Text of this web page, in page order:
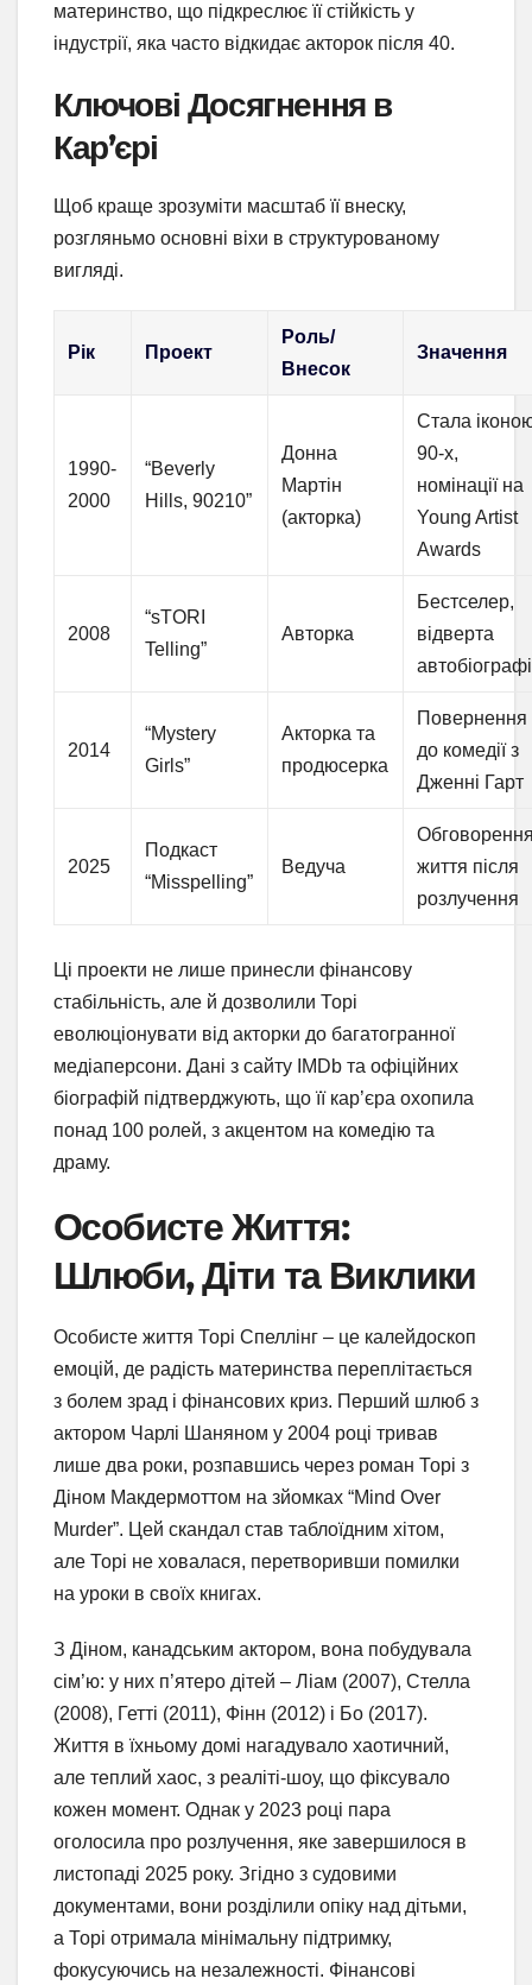
материнство, що підкреслює її стійкість у
індустрії, яка часто відкидає акторок після 40.
Ключові Досягнення в
Кар’єрі
Щоб краще зрозуміти масштаб її внеску,
розгляньмо основні віхи в структурованому
вигляді.
Рік Проект
Роль/
Внесок
Значення
1990-
2000
“Beverly
Hills, 90210”
Донна
Мартін
(акторка)
Стала
90-х,
номінації на
Young Artist
Awards
2008
“sTORI
Telling”
Авторка
Бестселер,
відверта
2014
“Mystery
Girls”
Акторка та
продюсерка
Повернення
до комедії з
Дженні Гарт
2025
Подкаст
“Misspelling”
Ведуча
життя після
розлучення
Ці проекти не лише принесли фінансову
стабільність, але й дозволили Торі
еволюціонувати від акторки до багатогранної
медіаперсони. Дані з сайту IMDb та офіційних
біографій підтверджують, що її кар’єра охопила
понад 100 ролей, з акцентом на комедію та
драму.
Особисте Життя:
Шлюби, Діти та Виклики
Особисте життя Торі Спеллінг – це калейдоскоп
емоцій, де радість материнства переплітається
з болем зрад і фінансових криз. Перший шлюб з
актором Чарлі Шаняном у 2004 році тривав
лише два роки, розпавшись через роман Торі з
Діном Макдермоттом на зйомках “Mind Over
Murder”. Цей скандал став таблоїдним хітом,
але Торі не ховалася, перетворивши помилки
на уроки в своїх книгах.
З Діном, канадським актором, вона побудувала
сім’ю: у них п’ятеро дітей – Ліам (2007), Стелла
(2008), Гетті (2011), Фінн (2012) і Бо (2017).
Життя в їхньому домі нагадувало хаотичний,
але теплий хаос, з реаліті-шоу, що фіксувало
кожен момент. Однак у 2023 році пара
оголосила про розлучення, яке завершилося в
листопаді 2025 року. Згідно з судовими
документами, вони розділили опіку над дітьми,
а Торі отримала мінімальну підтримку,
фокусуючись на незалежності. Фінансові